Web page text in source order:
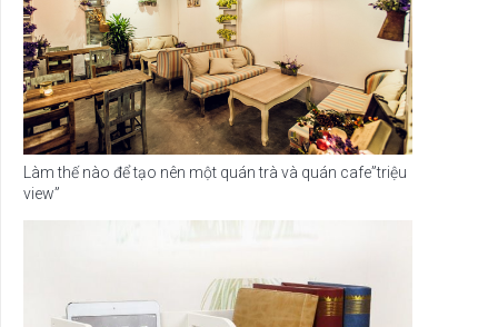
Làm thế nào để tạo nên một quán trà và quán cafe”triệu
view”